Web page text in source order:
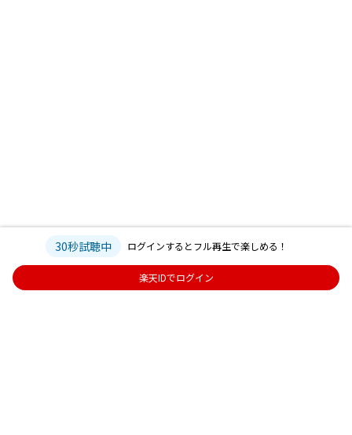
30秒試聴中 ログインするとフル再生で楽しめる！
楽天IDでログイン